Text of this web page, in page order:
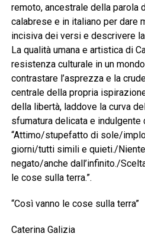
remoto, ancestrale della parola
calabrese e in italiano per dare
incisiva dei versi e descrivere
La qualità umana e artistica di
resistenza culturale in un
contrastare l’asprezza e la
centrale della propria
della libertà, laddove la curva
sfumatura delicata e indulgente
“Attimo/stupefatto di sole/
giorni/tutti simili e quieti./
negato/anche dall’infinito./
le cose sulla terra.”.
“Così vanno le cose sulla terra”
Caterina Galizia